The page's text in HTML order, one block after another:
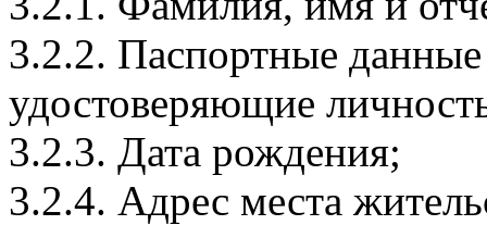
3.2.2. Паспортные
удостоверяющие
3.2.3. Дата рождения;
3.2.4. Адрес места